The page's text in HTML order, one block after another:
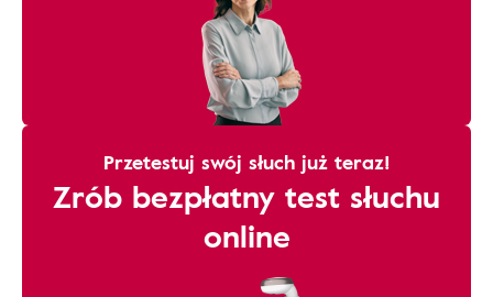
Przetestuj swój słuch już teraz!
Zrób bezpłatny test słuchu
online